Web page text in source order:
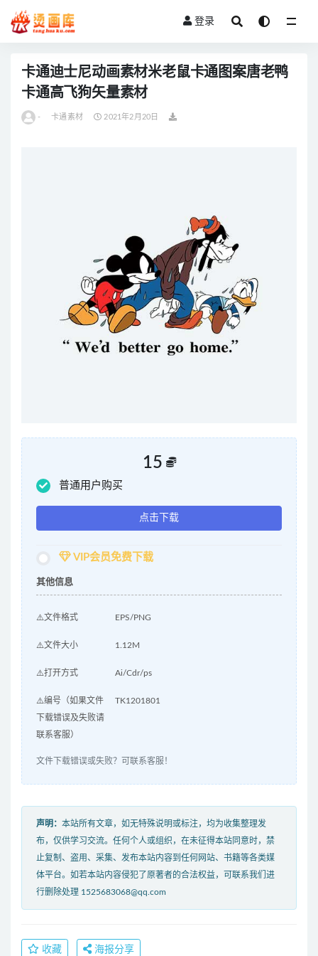
登录
卡通迪士尼动画素材米老鼠卡通图案唐老鸭
卡通高飞狗矢量素材
- 卡通素材 2021年2月20日
15
普通用户购买
点击下载
VIP会员免费下载
其他信息
⚠️文件格式 EPS/PNG
⚠️文件大小 1.12M
⚠️打开方式 Ai/Cdr/ps
⚠️编号（如果文件
下载错误及失败请
联系客服）
TK1201801
文件下载错误或失败？可联系客服！
声明： 本站所有文章，如无特殊说明或标注，均为收集整理发
布，仅供学习交流。任何个人或组织，在未征得本站同意时，禁
止复制、盗用、采集、发布本站内容到任何网站、书籍等各类媒
体平台。如若本站内容侵犯了原著者的合法权益，可联系我们进
行删除处理 1525683068@qq.com
收藏 海报分享